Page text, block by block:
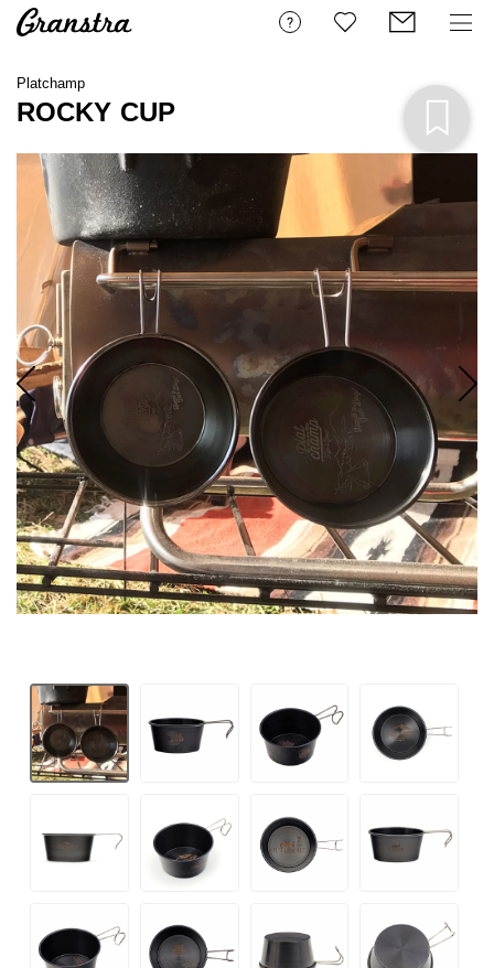
Platchamp
ROCKY CUP